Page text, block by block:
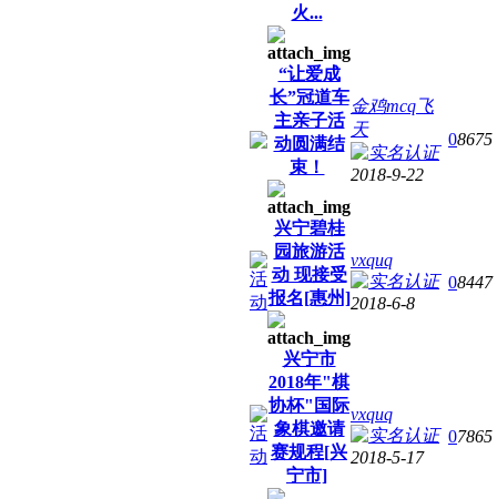
火...
“让爱成
长”冠道车
主亲子活
动圆满结
束！
金鸡mcq飞
天
2018-9-22
08675
兴宁碧桂
园旅游活
动 现接受
报名[惠州]
vxquq
2018-6-8
08447
兴宁市
2018年"棋
协杯"国际
象棋邀请
赛规程[兴
宁市]
vxquq
2018-5-17
07865